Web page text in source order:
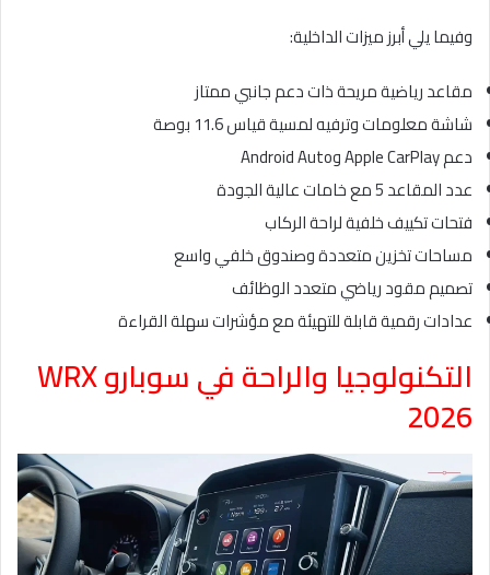
وفيما يلي أبرز ميزات الداخلية:
مقاعد رياضية مريحة ذات دعم جانبي ممتاز
شاشة معلومات وترفيه لمسية قياس 11.6 بوصة
دعم Apple CarPlay وAndroid Auto
عدد المقاعد 5 مع خامات عالية الجودة
فتحات تكييف خلفية لراحة الركاب
مساحات تخزين متعددة وصندوق خلفي واسع
تصميم مقود رياضي متعدد الوظائف
عدادات رقمية قابلة للتهيئة مع مؤشرات سهلة القراءة
التكنولوجيا والراحة في سوبارو WRX
2026